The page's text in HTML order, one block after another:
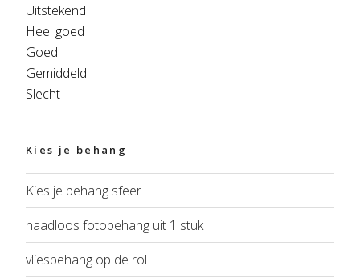
Uitstekend
Heel goed
Goed
Gemiddeld
Slecht
Kies je behang
Kies je behang sfeer
naadloos fotobehang uit 1 stuk
vliesbehang op de rol